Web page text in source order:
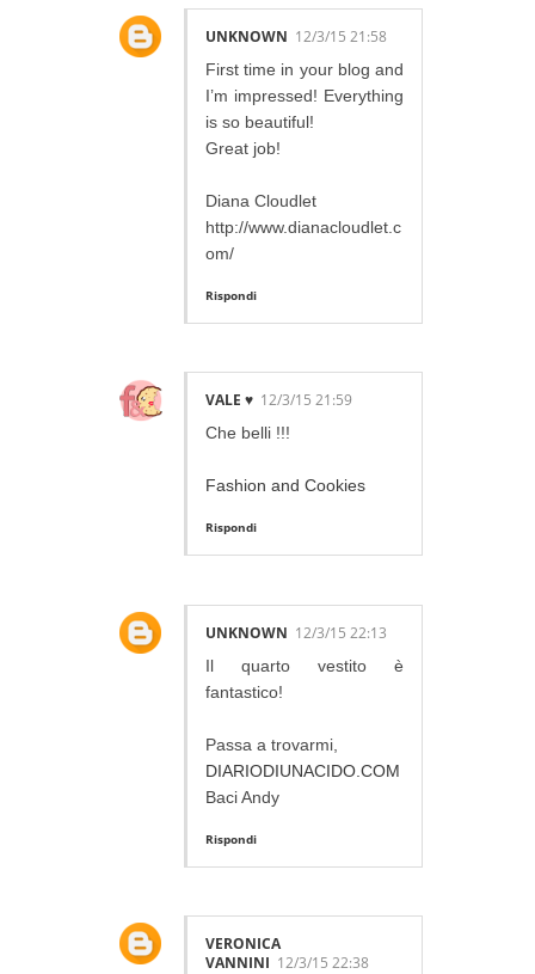
UNKNOWN 12/3/15 21:58
First time in your blog and
I’m impressed! Everything
is so beautiful!
Great job!
Diana Cloudlet
http://www.dianacloudlet.c
om/
Rispondi
VALE ♥ 12/3/15 21:59
Che belli !!!
Fashion and Cookies
Rispondi
UNKNOWN 12/3/15 22:13
Il quarto vestito è
fantastico!
Passa a trovarmi,
DIARIODIUNACIDO.COM
Baci Andy
Rispondi
VERONICA
VANNINI 12/3/15 22:38